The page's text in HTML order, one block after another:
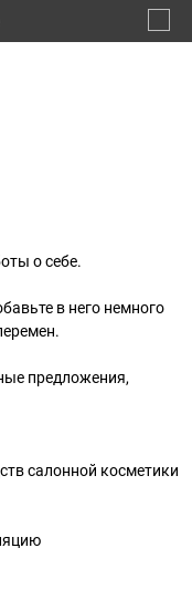
о себе.
в него немного
предложения,
салонной косметики